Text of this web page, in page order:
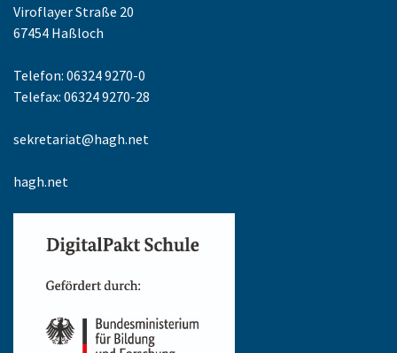
Viroflayer Straße 20
67454 Haßloch
Telefon: 06324 9270-0
Telefax: 06324 9270-28
sekretariat@hagh.net
hagh.net